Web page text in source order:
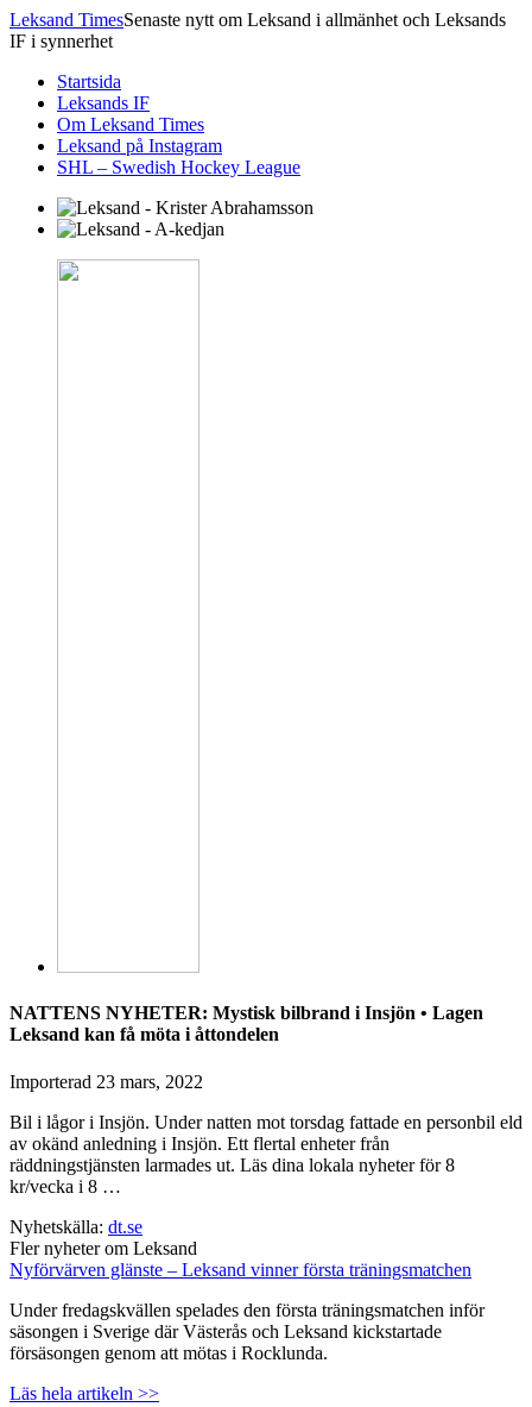
Leksand TimesSenaste nytt om Leksand i allmänhet och Leksands
IF i synnerhet
Startsida
Leksands IF
Om Leksand Times
Leksand på Instagram
SHL – Swedish Hockey League
NATTENS NYHETER: Mystisk bilbrand i Insjön • Lagen
Leksand kan få möta i åttondelen
Importerad 23 mars, 2022
Bil i lågor i Insjön. Under natten mot torsdag fattade en personbil eld
av okänd anledning i Insjön. Ett flertal enheter från
räddningstjänsten larmades ut. Läs dina lokala nyheter för 8
kr/vecka i 8 …
Nyhetskälla: dt.se
Fler nyheter om Leksand
Nyförvärven glänste – Leksand vinner första träningsmatchen
Under fredagskvällen spelades den första träningsmatchen inför
säsongen i Sverige där Västerås och Leksand kickstartade
försäsongen genom att mötas i Rocklunda.
Läs hela artikeln >>